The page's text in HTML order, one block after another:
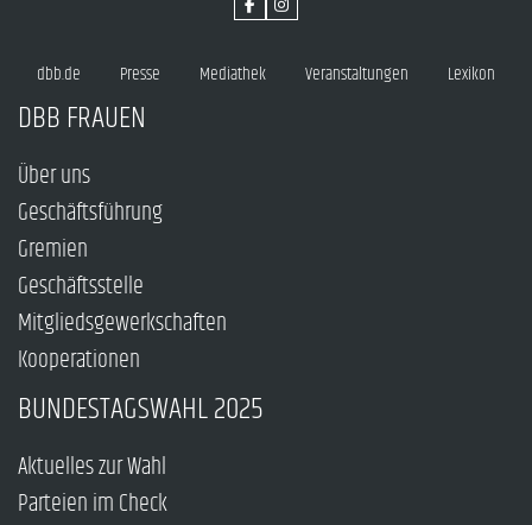
dbb.de Presse Mediathek Veranstaltungen Lexikon
DBB FRAUEN
Über uns
Geschäftsführung
Gremien
Geschäftsstelle
Mitgliedsgewerkschaften
Kooperationen
BUNDESTAGSWAHL 2025
Aktuelles zur Wahl
Parteien im Check